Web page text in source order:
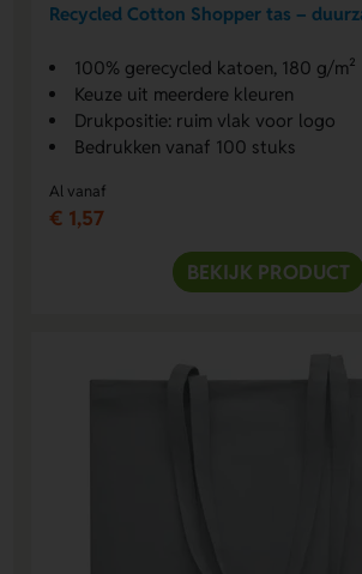
Recycled Cotton Shopper tas –
100% gerecycled katoen, 180 g/m²
Keuze uit meerdere kleuren
Drukpositie: ruim vlak voor logo
Bedrukken vanaf 100 stuks
Al vanaf
€ 1,57
BEKIJK PRODUCT